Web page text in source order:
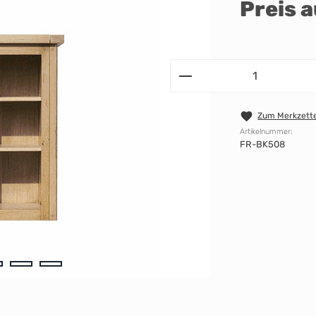
Preis
Zum
Artikelnummer:
FR-BK508